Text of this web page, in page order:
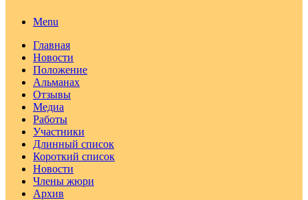
Menu
Главная
Новости
Положение
Альманах
Отзывы
Медиа
Работы
Участники
Длинный список
Короткий список
Новости
Члены жюри
Архив